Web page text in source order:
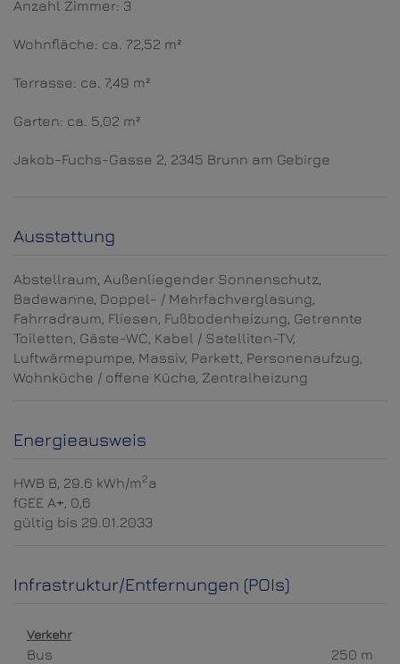
Anzahl Zimmer: 3
Wohnfläche: ca. 72,52 m²
Terrasse: ca. 7,49 m²
Garten: ca. 5,02 m²
Jakob-Fuchs-Gasse 2, 2345 Brunn am Gebirge
Ausstattung
Abstellraum Außenliegender Sonnenschutz
Badewanne Doppel- / Mehrfachverglasung
Fahrradraum Fliesen Fußbodenheizung Getrennte
Toiletten Gäste-WC Kabel / Satelliten-TV
Luftwärmepumpe Massiv Parkett Personenaufzug
Wohnküche / offene Küche Zentralheizung
Energieausweis
HWB B, 29.6 kWh/m2a
fGEE A+, 0,6
gültig bis 29.01.2033
Infrastruktur/Entfernungen (POIs)
Verkehr
Bus
250 m